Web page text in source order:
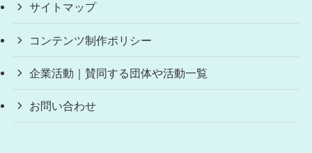
サイトマップ
コンテンツ制作ポリシー
企業活動｜賛同する団体や活動一覧
お問い合わせ